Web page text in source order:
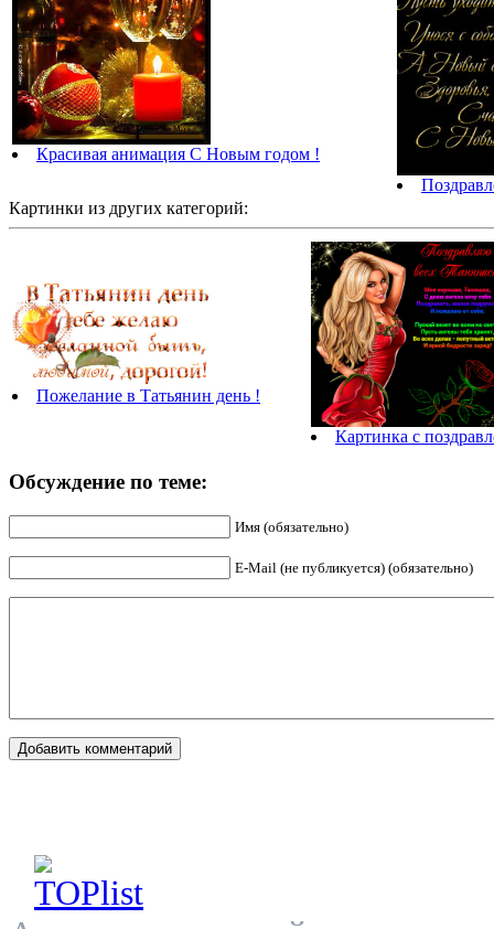
Красивая анимация С Новым годом !
Картинки из других категорий:
Пожелание в Татьянин день !
Картинка с
Обсуждение по теме:
Имя (обязательно)
E-Mail (не публикуется) (обязательно)